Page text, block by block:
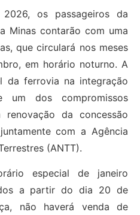
os passageiros da
Minas contarão com uma
que circulará nos meses
em horário noturno. A
da ferrovia na integração
dos compromissos
da concessão
com a Agência
(ANTT).
especial de janeiro
a partir do dia 20 de
não haverá venda de